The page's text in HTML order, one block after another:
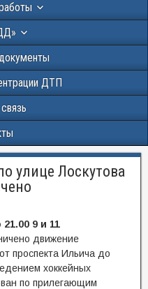
ДТП
улице Лоскутова
21.00 9 и 11
движение
проспекта Ильича до
хоккейных
по прилегающим